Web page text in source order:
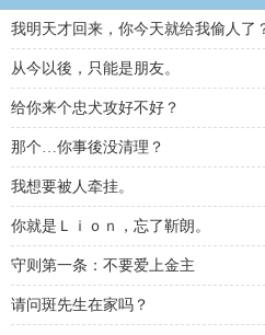
我明天才回来，你今天就给我偷人了
从今以後，只能是朋友。
给你来个忠犬攻好不好？
那个…你事後没清理？
我想要被人牵挂。
你就是Ｌｉｏｎ，忘了靳朗。
守则第一条：不要爱上金主
请问斑先生在家吗？